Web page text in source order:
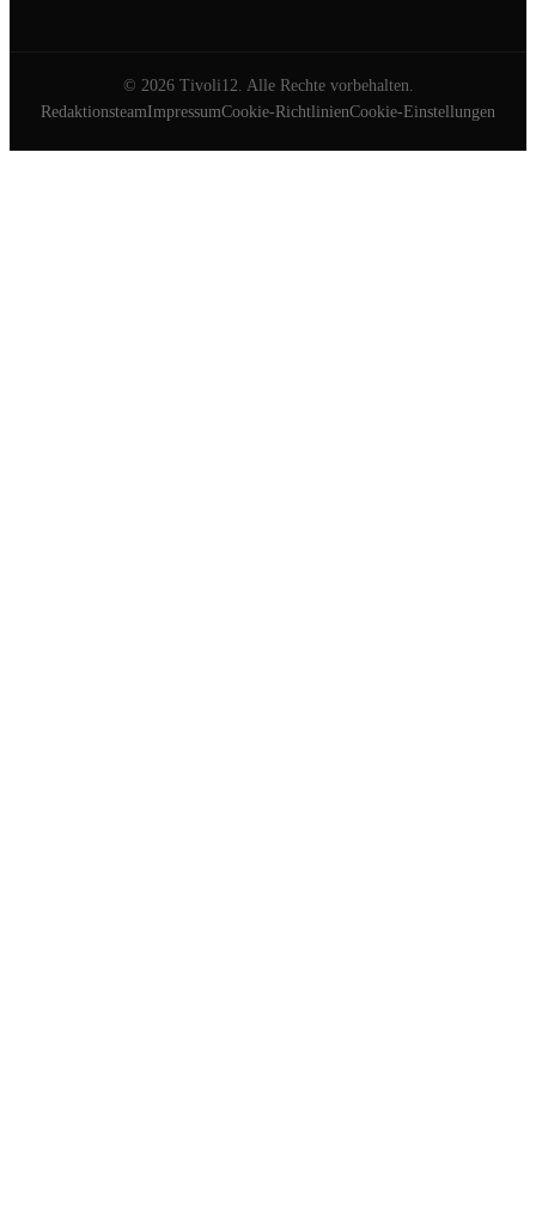
© 2026Tivoli12. Alle Rechte vorbehalten.
RedaktionsteamImpressumCookie-RichtlinienCookie-Einstellungen